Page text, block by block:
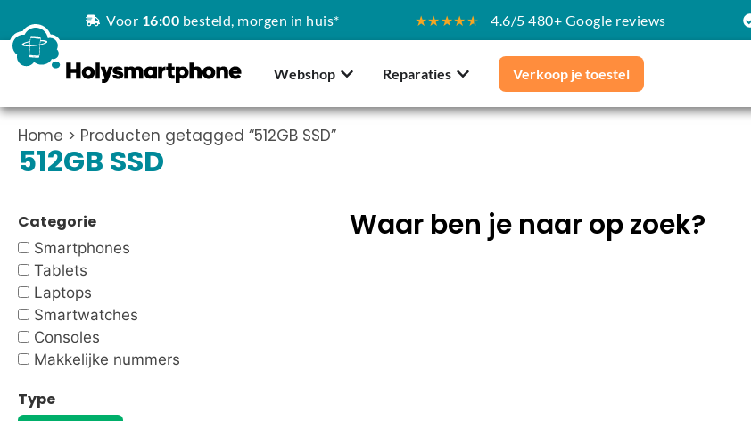
Voor 16:00 besteld, morgen in huis* ★★★★★ 4.6/5 480+ Google reviews
Webshop Reparaties Verkoop je toestel
Home > Producten getagged “512GB SSD”
512GB SSD
Categorie
Smartphones
Tablets
Laptops
Smartwatches
Consoles
Makkelijke nummers
Type
Waar ben je naar op zoek?